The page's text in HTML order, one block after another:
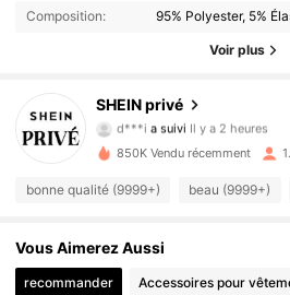
Composition: 95% Polyester, 5%
Voir plus
SHEIN privé
d***ia suivi Il y a 2 heures
c***i est en train de naviguer
4.93
1.1M Suiveurs
4.93 1.1M Suiveurs
850K Vendu récemment
bonne qualité (9999+) beau (9999+)
Vous Aimerez Aussi
recommander Accessoires pour